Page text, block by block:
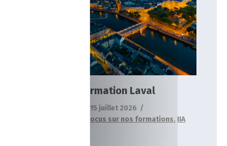
Formation Laval
Focus sur nos formations
IIA
Formation Laval
15 juillet 2026
Focus sur nos formations, IIA